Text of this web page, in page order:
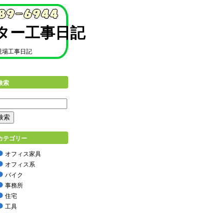
ー工事日記
場工事日記
索
テゴリー
オフィス家具
オフィス系
バイク
事務所
住宅
工具